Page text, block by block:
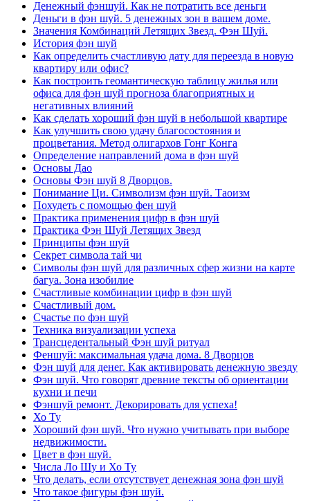
Денежный фэншуй. Как не потратить все деньги
Деньги в фэн шуй. 5 денежных зон в вашем доме.
Значения Комбинаций Летящих Звезд. Фэн Шуй.
История фэн шуй
Как определить счастливую дату для переезда в новую
квартиру или офис?
Как построить геомантическую таблицу жилья или
офиса для фэн шуй прогноза благоприятных и
негативных влияний
Как сделать хороший фэн шуй в небольшой квартире
Как улучшить свою удачу благосостояния и
процветания. Метод олигархов Гонг Конга
Определение направлений дома в фэн шуй
Основы Дао
Основы Фэн шуй 8 Дворцов.
Понимание Ци. Символизм фэн шуй. Таоизм
Похудеть с помощью фен шуй
Практика применения цифр в фэн шуй
Практика Фэн Шуй Летящих Звезд
Принципы фэн шуй
Секрет символа тай чи
Символы фэн шуй для различных сфер жизни на карте
багуа. Зона изобилие
Счастливые комбинации цифр в фэн шуй
Счастливый дом.
Счастье по фэн шуй
Техника визуализации успеха
Трансцедентальный Фэн шуй ритуал
Феншуй: максимальная удача дома. 8 Дворцов
Фэн шуй для денег. Как активировать денежную звезду
Фэн шуй. Что говорят древние тексты об ориентации
кухни и печи
Фэншуй ремонт. Декорировать для успеха!
Хо Ту
Хороший фэн шуй. Что нужно учитывать при выборе
недвижимости.
Цвет в фэн шуй.
Числа Ло Шу и Хо Ту
Что делать, если отсутствует денежная зона фэн шуй
Что такое фигуры фэн шуй.